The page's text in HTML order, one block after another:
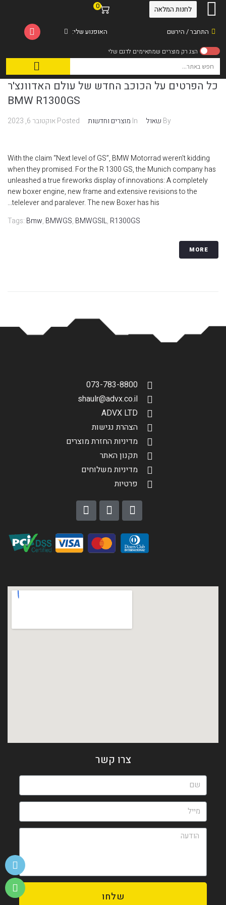
התחבר / הירשם
0
האופנוע שלי:
לחנות המלאה
כל הפרטים על הכוכב החדש של עולם האדוונצ'ר
BMW R1300GS
By שאול In מוצרים וחדשות Postedאוקטובר 6, 2023
With the claim “Next level of GS”, BMW Motorrad weren't kidding
when they promised. For the R 1300 GS, the Munich company has
unleashed a true fireworks display of innovations: A completely
new boxer engine, new frame and extensive revisions to the
telelever and paralever. The new Boxer has his...
Tags: Bmw, BMWGS, BMWGSIL, R1300GS
MORE
073-783-8800
shaulr@advx.co.il
ADVX LTD
הצהרת נגישות
מדיניות החזרת מוצרים
תקנון האתר
מדיניות משלוחים
פרטיות
צרו קשר
שלחו
הגדר סוג האופנוע שלך